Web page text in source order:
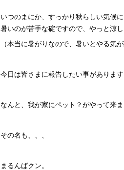
いつのまにか、すっかり秋らしい気候に
暑いのが苦手な碇ですので、やっと涼
（本当に暑がりなので、暑いとやる気
今日は皆さまに報告したい事があります
なんと、我が家にペット？がやって来ま
その名も、、、
まるんばクン。